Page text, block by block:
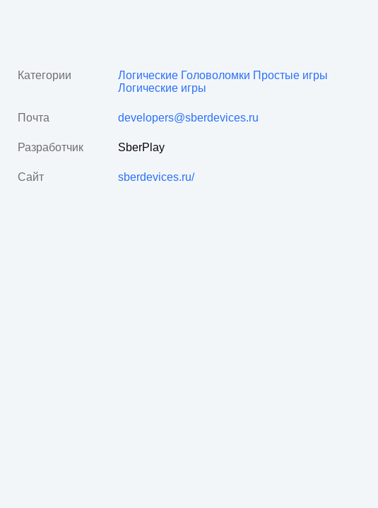
Категории Логические Головоломки Простые игры
Логические игры
Почта developers@sberdevices.ru
Разработчик SberPlay
Сайт sberdevices.ru/